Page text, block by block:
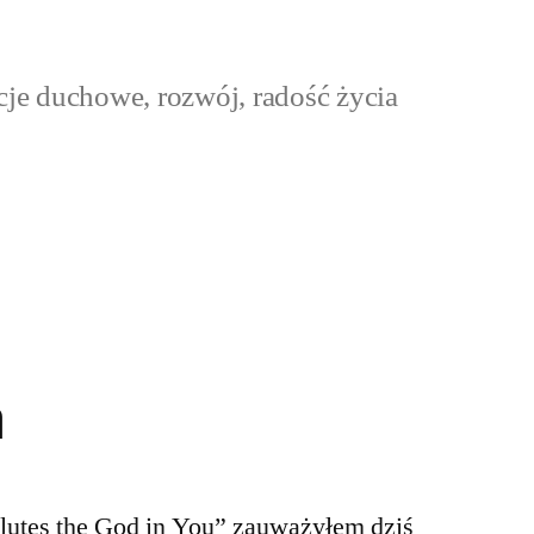
duchowe, rozwój, radość życia
the God in You” zauważyłem dziś